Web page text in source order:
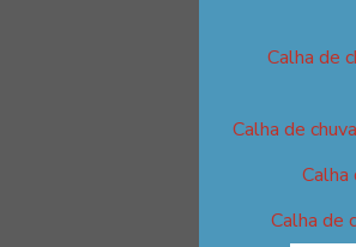
Calha de
Calha de
Calha
Calha de